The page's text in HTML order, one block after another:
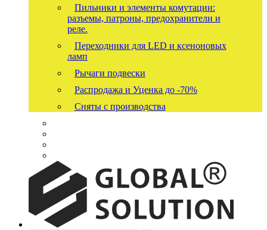
Пильники и элементы комутации:
разъемы, патроны, предохранители и
реле.
Переходники для LED и ксеноновых
ламп
Рычаги подвески
Распродажа и Уценка до -70%
Сняты с производства